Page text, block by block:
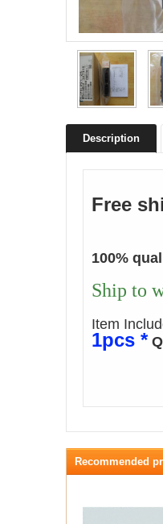
Description
Free
100%
Ship to
Item
1pcs *
Recommended